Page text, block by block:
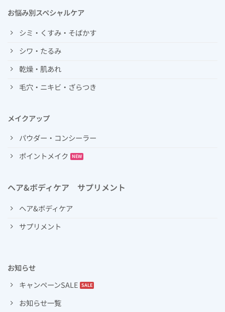
お悩み別スペシャルケア
シミ・くすみ・そばかす
シワ・たるみ
乾燥・肌あれ
毛穴・ニキビ・ざらつき
メイクアップ
パウダー・コンシーラー
ポイントメイク
ヘア&ボディケア サプリメント
ヘア&ボディケア
サプリメント
お知らせ
キャンペーンSALE
お知らせ一覧